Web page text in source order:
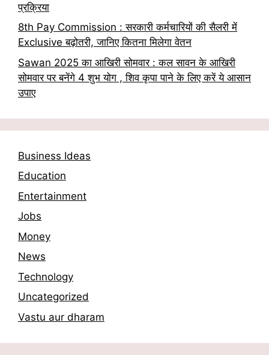
प्रक्रिया
8th Pay Commission : सरकारी कर्मचारियों की सैलरी में
Exclusive बढ़ोतरी, जानिए कितना मिलेगा वेतन
Sawan 2025 का आखिरी सोमवार : कल सावन के आखिरी
सोमवार पर बनेंगे 4 शुभ योग , शिव कृपा पाने के लिए करें ये आसान
उपाए
Business Ideas
Education
Entertainment
Jobs
Money
News
Technology
Uncategorized
Vastu aur dharam